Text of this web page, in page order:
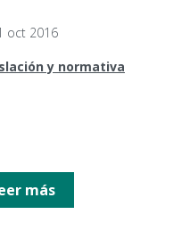
oct 2016
y normativa
más